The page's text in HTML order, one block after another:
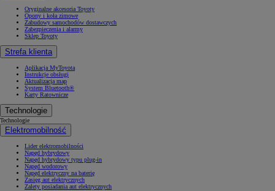
Oryginalne akcesoria Toyoty
Opony i koła zimowe
Zabudowy samochodów dostawczych
Zabezpieczenia i alarmy
Sklep Toyoty
Strefa klienta
Aplikacja MyToyota
Instrukcje obsługi
Aktualizacja map
System Bluetooth®
Karty Ratownicze
Technologie
Technologie
Elektromobilność
Lider elektromobilności
Napęd hybrydowy
Napęd hybrydowy typu plug-in
Napęd wodorowy
Napęd elektryczny na baterię
Zasięg aut elektrycznych
Zalety posiadania aut elektrycznych